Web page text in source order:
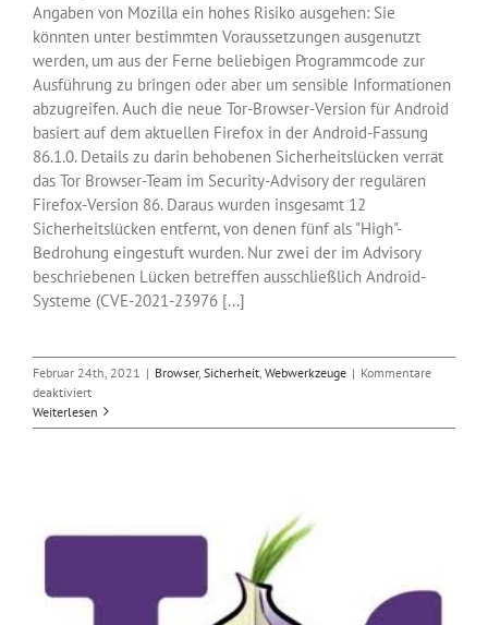
Angaben von Mozilla ein hohes Risiko ausgehen: Sie
könnten unter bestimmten Voraussetzungen ausgenutzt
werden, um aus der Ferne beliebigen Programmcode zur
Ausführung zu bringen oder aber um sensible Informationen
abzugreifen. Auch die neue Tor-Browser-Version für Android
basiert auf dem aktuellen Firefox in der Android-Fassung
86.1.0. Details zu darin behobenen Sicherheitslücken verrät
das Tor Browser-Team im Security-Advisory der regulären
Firefox-Version 86. Daraus wurden insgesamt 12
Sicherheitslücken entfernt, von denen fünf als "High"-
Bedrohung eingestuft wurden. Nur zwei der im Advisory
beschriebenen Lücken betreffen ausschließlich Android-
Systeme (CVE-2021-23976 [...]
Februar 24th, 2021 | Browser, Sicherheit Webwerkzeuge | Kommentare
deaktiviertfür
Tor
Browser
Weiterlesen